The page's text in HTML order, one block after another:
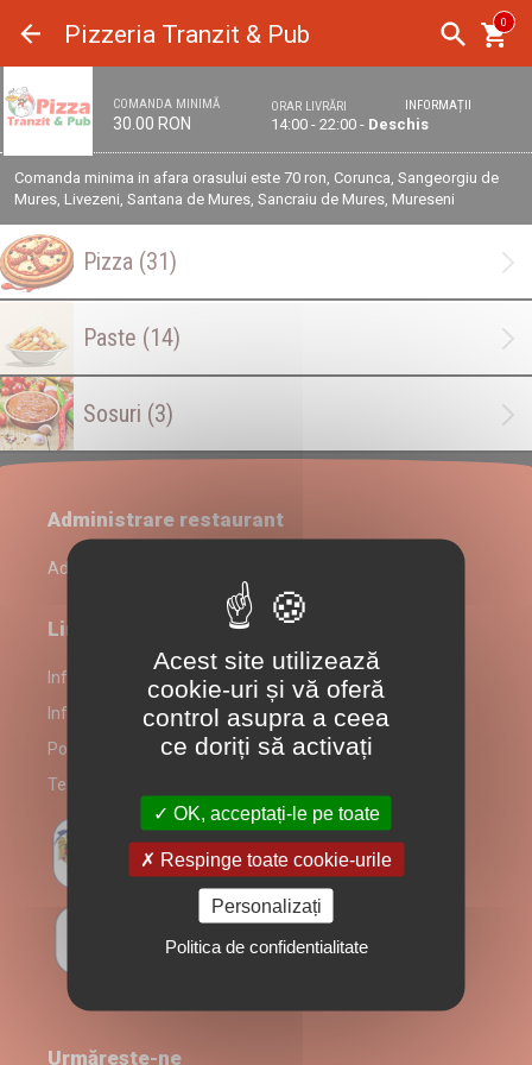
Pizzeria Tranzit & Pub 0
COMANDA MINIMĂ
30.00 RON
INFORMAȚII
ORAR LIVRĂRI
14:00 - 22:00 - Deschis
Comanda minima in afara orasului este 70 ron, Corunca, Sangeorgiu de
Mures, Livezeni, Santana de Mures, Sancraiu de Mures, Mureseni
Pizza (31)
Paste (14)
Sosuri (3)
Administrare restaurant
Admin Login
Link-uri utile
Informații despre partenerul Pizzeria Tranzit & Pub
Informare Consumatori
Politică prelucrare date
Termeni și Condiții
Urmărește-ne
Acest site utilizează
cookie-uri și vă oferă
control asupra a ceea
ce doriți să activați
OK, acceptați-le pe toate
Respinge toate cookie-urile
Personalizați
Politica de confidentialitate